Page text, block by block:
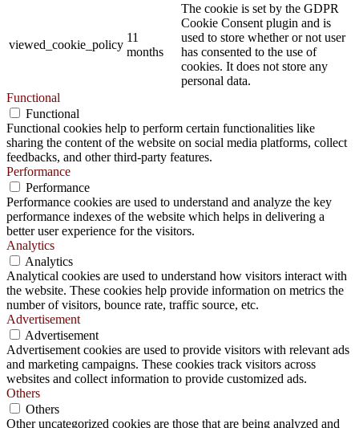
viewed_cookie_policy
11
months
The cookie is set by the GDPR
Cookie Consent plugin and is
used to store whether or not user
has consented to the use of
cookies. It does not store any
personal data.
Functional
Functional
Functional cookies help to perform certain functionalities like
sharing the content of the website on social media platforms, collect
feedbacks, and other third-party features.
Performance
Performance
Performance cookies are used to understand and analyze the key
performance indexes of the website which helps in delivering a
better user experience for the visitors.
Analytics
Analytics
Analytical cookies are used to understand how visitors interact with
the website. These cookies help provide information on metrics the
number of visitors, bounce rate, traffic source, etc.
Advertisement
Advertisement
Advertisement cookies are used to provide visitors with relevant ads
and marketing campaigns. These cookies track visitors across
websites and collect information to provide customized ads.
Others
Others
Other uncategorized cookies are those that are being analyzed and